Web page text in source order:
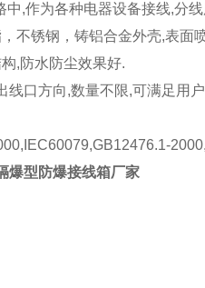
,作为各种电器设备接线,分线
锈钢，铸铝合金外壳,表面
,防水防尘效果好.
口方向,数量不限,可满足用户
爆型防爆接线箱厂家